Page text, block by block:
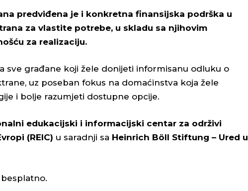
predviđena je i konkretna finansijska podrška u
za vlastite potrebe, u skladu sa njihovim
za realizaciju.
sve građane koji žele donijeti informisanu odluku o
uz poseban fokus na domaćinstva koja žele
i bolje razumjeti dostupne opcije.
edukacijski i informacijski centar za održivi
(REIC) u saradnji sa Heinrich Böll Stiftung – Ured u